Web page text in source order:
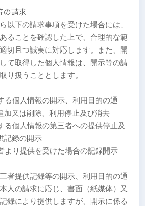
の請求
以下の請求事項を受けた場合には、
ることを確認した上で、合理的な範
切且つ誠実に対応します。また、開
て取得した個人情報は、開示等の請
り扱うこととします。
る個人情報の開示、利用目的の通
加又は削除、利用停止及び消去
る個人情報の第三者への提供停止及
記録の開示
より提供を受けた場合の記録開示
者提供記録等の開示、利用目的の通
人の請求に応じ、書面（紙媒体）又
録により提供しますが、開示に係る